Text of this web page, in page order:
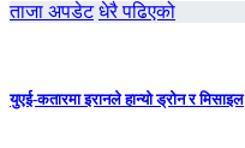
ताजा अपडेट धेरै पढिएको
युएई-कतारमा इरानले हान्यो ड्रोन र मिसाइल